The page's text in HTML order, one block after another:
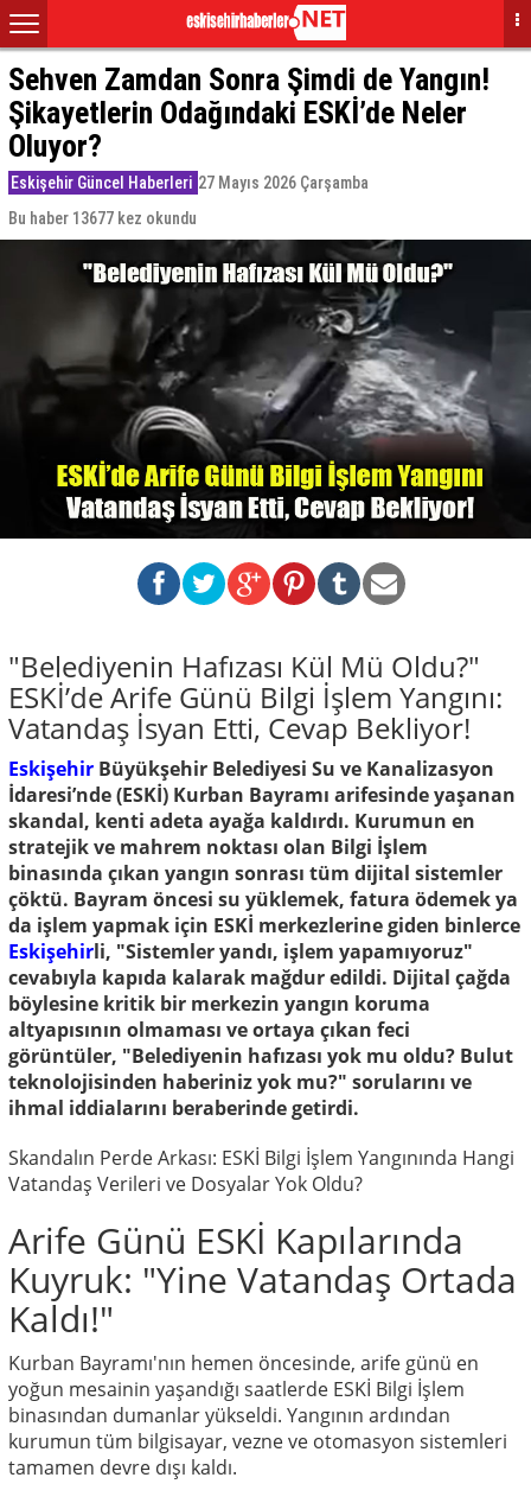
Sehven Zamdan Sonra Şimdi de Yangın!
Şikayetlerin Odağındaki ESKİ’de Neler
Oluyor?
Eskişehir Güncel Haberleri 27 Mayıs 2026 Çarşamba
Bu haber 13677 kez okundu
"Belediyenin Hafızası Kül Mü Oldu?"
ESKİ’de Arife Günü Bilgi İşlem Yangını:
Vatandaş İsyan Etti, Cevap Bekliyor!
Eskişehir Büyükşehir Belediyesi Su ve Kanalizasyon
İdaresi’nde (ESKİ) Kurban Bayramı arifesinde yaşanan
skandal, kenti adeta ayağa kaldırdı. Kurumun en
stratejik ve mahrem noktası olan Bilgi İşlem
binasında çıkan yangın sonrası tüm dijital sistemler
çöktü. Bayram öncesi su yüklemek, fatura ödemek ya
da işlem yapmak için ESKİ merkezlerine giden binlerce
Eskişehirli, "Sistemler yandı, işlem yapamıyoruz"
cevabıyla kapıda kalarak mağdur edildi. Dijital çağda
böylesine kritik bir merkezin yangın koruma
altyapısının olmaması ve ortaya çıkan feci
görüntüler, "Belediyenin hafızası yok mu oldu? Bulut
teknolojisinden haberiniz yok mu?" sorularını ve
ihmal iddialarını beraberinde getirdi.
Skandalın Perde Arkası: ESKİ Bilgi İşlem Yangınında Hangi
Vatandaş Verileri ve Dosyalar Yok Oldu?
Arife Günü ESKİ Kapılarında
Kuyruk: "Yine Vatandaş Ortada
Kaldı!"
Kurban Bayramı'nın hemen öncesinde, arife günü en
yoğun mesainin yaşandığı saatlerde ESKİ Bilgi İşlem
binasından dumanlar yükseldi. Yangının ardından
kurumun tüm bilgisayar, vezne ve otomasyon sistemleri
tamamen devre dışı kaldı.